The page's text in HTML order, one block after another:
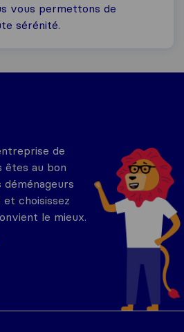
vous permettons de
sérénité.
de
êtes au bon
choisissez
le mieux.